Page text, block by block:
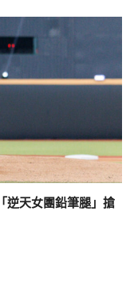
逆天女團鉛筆腿」搶